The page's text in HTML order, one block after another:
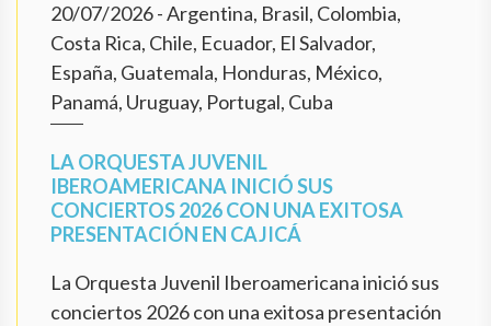
20/07/2026- Argentina, Brasil, Colombia,
Costa Rica, Chile, Ecuador, El Salvador,
España, Guatemala, Honduras, México,
Panamá, Uruguay, Portugal, Cuba
LA ORQUESTA JUVENIL
IBEROAMERICANA INICIÓ SUS
CONCIERTOS 2026 CON UNA EXITOSA
PRESENTACIÓN EN CAJICÁ
La Orquesta Juvenil Iberoamericana inició sus
conciertos 2026 con una exitosa presentación